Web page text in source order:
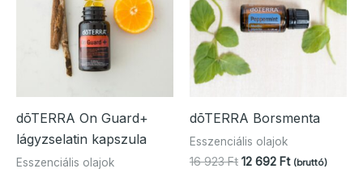
dōTERRA On Guard+
lágyzselatin kapszula
Esszenciális olajok
dōTERRA Borsmenta
Esszenciális olajok
16 923Ft Original
12 692 FtCurrent
(bruttó)